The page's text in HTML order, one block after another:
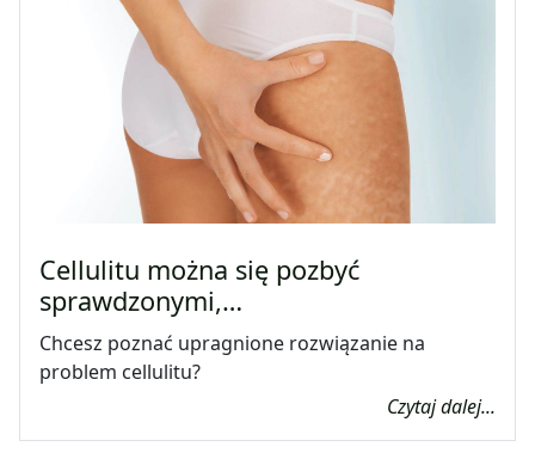
Cellulitu można się pozbyć
sprawdzonymi,…
Chcesz poznać upragnione rozwiązanie na
problem cellulitu?
Czytaj dalej...